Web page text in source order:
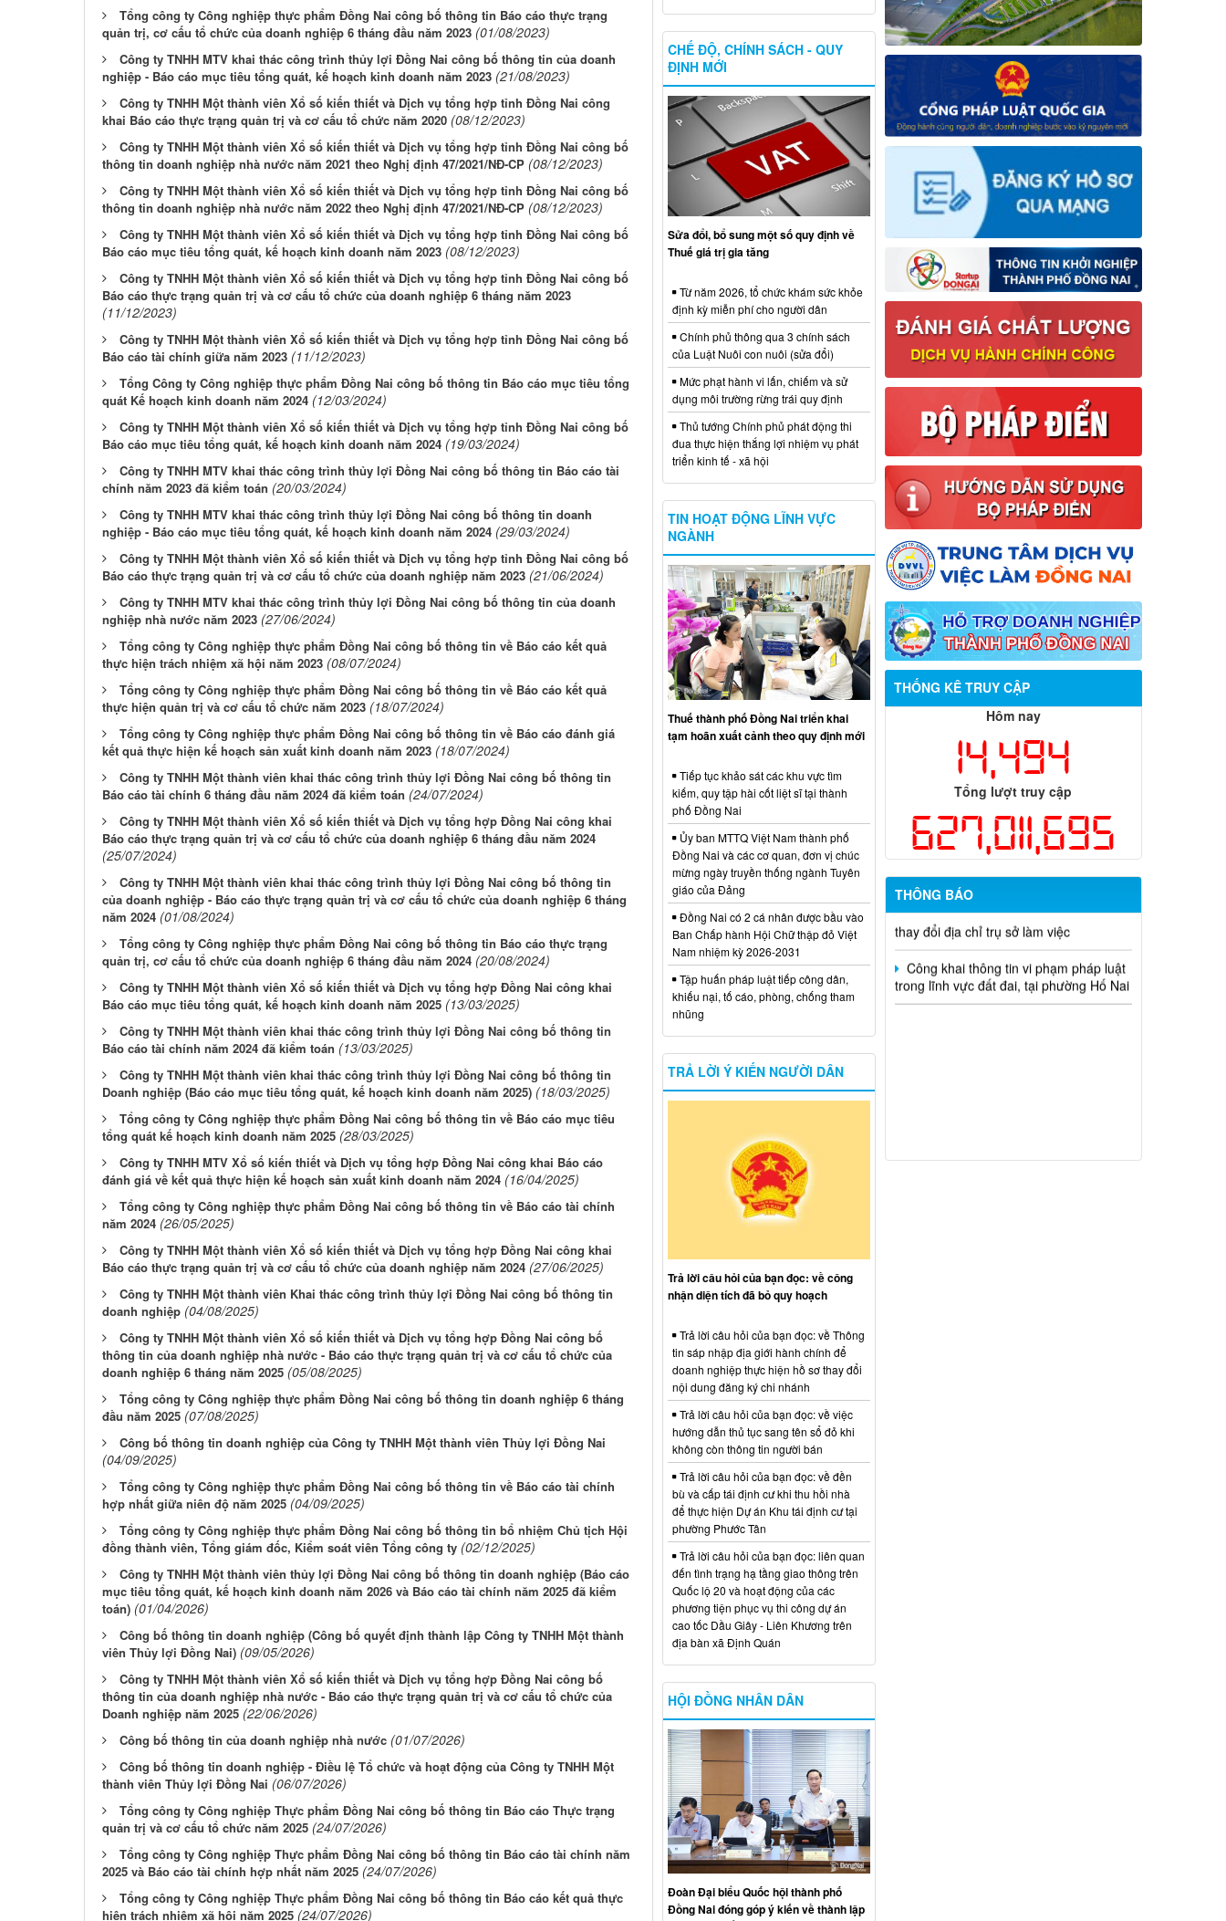
Tổng công ty Công nghiệp thực phẩm Đồng Nai công bố thông tin Báo cáo thực trạng
quản trị, cơ cấu tổ chức của doanh nghiệp 6 tháng đầu năm 2023 (01/08/2023)
Công ty TNHH MTV khai thác công trình thủy lợi Đồng Nai công bố thông tin của doanh
nghiệp - Báo cáo mục tiêu tổng quát, kế hoạch kinh doanh năm 2023 (21/08/2023)
Công ty TNHH Một thành viên Xổ số kiến thiết và Dịch vụ tổng hợp tỉnh Đồng Nai công
khai Báo cáo thực trạng quản trị và cơ cấu tổ chức năm 2020 (08/12/2023)
Công ty TNHH Một thành viên Xổ số kiến thiết và Dịch vụ tổng hợp tỉnh Đồng Nai công bố
thông tin doanh nghiệp nhà nước năm 2021 theo Nghị định 47/2021/NĐ-CP (08/12/2023)
Công ty TNHH Một thành viên Xổ số kiến thiết và Dịch vụ tổng hợp tỉnh Đồng Nai công bố
thông tin doanh nghiệp nhà nước năm 2022 theo Nghị định 47/2021/NĐ-CP (08/12/2023)
Công ty TNHH Một thành viên Xổ số kiến thiết và Dịch vụ tổng hợp tỉnh Đồng Nai công bố
Báo cáo mục tiêu tổng quát, kế hoạch kinh doanh năm 2023 (08/12/2023)
Công ty TNHH Một thành viên Xổ số kiến thiết và Dịch vụ tổng hợp tỉnh Đồng Nai công bố
Báo cáo thực trạng quản trị và cơ cấu tổ chức của doanh nghiệp 6 tháng năm 2023
(11/12/2023)
Công ty TNHH Một thành viên Xổ số kiến thiết và Dịch vụ tổng hợp tỉnh Đồng Nai công bố
Báo cáo tài chính giữa năm 2023 (11/12/2023)
Tổng Công ty Công nghiệp thực phẩm Đồng Nai công bố thông tin Báo cáo mục tiêu tổng
quát Kế hoạch kinh doanh năm 2024 (12/03/2024)
Công ty TNHH Một thành viên Xổ số kiến thiết và Dịch vụ tổng hợp tỉnh Đồng Nai công bố
Báo cáo mục tiêu tổng quát, kế hoạch kinh doanh năm 2024 (19/03/2024)
Công ty TNHH MTV khai thác công trình thủy lợi Đồng Nai công bố thông tin Báo cáo tài
chính năm 2023 đã kiểm toán (20/03/2024)
Công ty TNHH MTV khai thác công trình thủy lợi Đồng Nai công bố thông tin doanh
nghiệp - Báo cáo mục tiêu tổng quát, kế hoạch kinh doanh năm 2024 (29/03/2024)
Công ty TNHH Một thành viên Xổ số kiến thiết và Dịch vụ tổng hợp tỉnh Đồng Nai công bố
Báo cáo thực trạng quản trị và cơ cấu tổ chức của doanh nghiệp năm 2023 (21/06/2024)
Công ty TNHH MTV khai thác công trình thủy lợi Đồng Nai công bố thông tin của doanh
nghiệp nhà nước năm 2023 (27/06/2024)
Tổng công ty Công nghiệp thực phẩm Đồng Nai công bố thông tin về Báo cáo kết quả
thực hiện trách nhiệm xã hội năm 2023 (08/07/2024)
Tổng công ty Công nghiệp thực phẩm Đồng Nai công bố thông tin về Báo cáo kết quả
thực hiện quản trị và cơ cấu tổ chức năm 2023 (18/07/2024)
Tổng công ty Công nghiệp thực phẩm Đồng Nai công bố thông tin về Báo cáo đánh giá
kết quả thực hiện kế hoạch sản xuất kinh doanh năm 2023 (18/07/2024)
Công ty TNHH Một thành viên khai thác công trình thủy lợi Đồng Nai công bố thông tin
Báo cáo tài chính 6 tháng đầu năm 2024 đã kiểm toán (24/07/2024)
Công ty TNHH Một thành viên Xổ số kiến thiết và Dịch vụ tổng hợp Đồng Nai công khai
Báo cáo thực trạng quản trị và cơ cấu tổ chức của doanh nghiệp 6 tháng đầu năm 2024
(25/07/2024)
Công ty TNHH Một thành viên khai thác công trình thủy lợi Đồng Nai công bố thông tin
của doanh nghiệp - Báo cáo thực trạng quản trị và cơ cấu tổ chức của doanh nghiệp 6 tháng
năm 2024 (01/08/2024)
Tổng công ty Công nghiệp thực phẩm Đồng Nai công bố thông tin Báo cáo thực trạng
quản trị, cơ cấu tổ chức của doanh nghiệp 6 tháng đầu năm 2024 (20/08/2024)
Công ty TNHH Một thành viên Xổ số kiến thiết và Dịch vụ tổng hợp Đồng Nai công khai
Báo cáo mục tiêu tổng quát, kế hoạch kinh doanh năm 2025 (13/03/2025)
Công ty TNHH Một thành viên khai thác công trình thủy lợi Đồng Nai công bố thông tin
Báo cáo tài chính năm 2024 đã kiểm toán (13/03/2025)
Công ty TNHH Một thành viên khai thác công trình thủy lợi Đồng Nai công bố thông tin
Doanh nghiệp (Báo cáo mục tiêu tổng quát, kế hoạch kinh doanh năm 2025) (18/03/2025)
Tổng công ty Công nghiệp thực phẩm Đồng Nai công bố thông tin về Báo cáo mục tiêu
tổng quát kế hoạch kinh doanh năm 2025 (28/03/2025)
Công ty TNHH MTV Xổ số kiến thiết và Dịch vụ tổng hợp Đồng Nai công khai Báo cáo
đánh giá về kết quả thực hiện kế hoạch sản xuất kinh doanh năm 2024 (16/04/2025)
Tổng công ty Công nghiệp thực phẩm Đồng Nai công bố thông tin về Báo cáo tài chính
năm 2024 (26/05/2025)
Công ty TNHH Một thành viên Xổ số kiến thiết và Dịch vụ tổng hợp Đồng Nai công khai
Báo cáo thực trạng quản trị và cơ cấu tổ chức của doanh nghiệp năm 2024 (27/06/2025)
Công ty TNHH Một thành viên Khai thác công trình thủy lợi Đồng Nai công bố thông tin
doanh nghiệp (04/08/2025)
Công ty TNHH Một thành viên Xổ số kiến thiết và Dịch vụ tổng hợp Đồng Nai công bố
thông tin của doanh nghiệp nhà nước - Báo cáo thực trạng quản trị và cơ cấu tổ chức của
doanh nghiệp 6 tháng năm 2025 (05/08/2025)
Tổng công ty Công nghiệp thực phẩm Đồng Nai công bố thông tin doanh nghiệp 6 tháng
đầu năm 2025 (07/08/2025)
Công bố thông tin doanh nghiệp của Công ty TNHH Một thành viên Thủy lợi Đồng Nai
(04/09/2025)
Tổng công ty Công nghiệp thực phẩm Đồng Nai công bố thông tin về Báo cáo tài chính
hợp nhất giữa niên độ năm 2025 (04/09/2025)
Tổng công ty Công nghiệp thực phẩm Đồng Nai công bố thông tin bổ nhiệm Chủ tịch Hội
đồng thành viên, Tổng giám đốc, Kiểm soát viên Tổng công ty (02/12/2025)
Công ty TNHH Một thành viên thủy lợi Đồng Nai công bố thông tin doanh nghiệp (Báo cáo
mục tiêu tổng quát, kế hoạch kinh doanh năm 2026 và Báo cáo tài chính năm 2025 đã kiểm
toán) (01/04/2026)
Công bố thông tin doanh nghiệp (Công bố quyết định thành lập Công ty TNHH Một thành
viên Thủy lợi Đồng Nai) (09/05/2026)
Công ty TNHH Một thành viên Xổ số kiến thiết và Dịch vụ tổng hợp Đồng Nai công bố
thông tin của doanh nghiệp nhà nước - Báo cáo thực trạng quản trị và cơ cấu tổ chức của
Doanh nghiệp năm 2025 (22/06/2026)
Công bố thông tin của doanh nghiệp nhà nước (01/07/2026)
Công bố thông tin doanh nghiệp - Điều lệ Tổ chức và hoạt động của Công ty TNHH Một
thành viên Thủy lợi Đồng Nai (06/07/2026)
Tổng công ty Công nghiệp Thực phẩm Đồng Nai công bố thông tin Báo cáo Thực trạng
quản trị và cơ cấu tổ chức năm 2025 (24/07/2026)
Tổng công ty Công nghiệp Thực phẩm Đồng Nai công bố thông tin Báo cáo tài chính năm
2025 và Báo cáo tài chính hợp nhất năm 2025 (24/07/2026)
Tổng công ty Công nghiệp Thực phẩm Đồng Nai công bố thông tin Báo cáo kết quả thực
hiện trách nhiệm xã hội năm 2025 (24/07/2026)
THỐNG KÊ TRUY CẬP
Hôm nay
14,494
Tổng lượt truy cập
627,011,695
THÔNG BÁO
Thông báo về việc tuyển dụng viên
chức năm 2026
Thông báo tuyển chọn tổ chức và cá
nhân chủ trì thực hiện nhiệm vụ khoa
học và công nghệ cấp thành phố sử
dụng ngân sách nhà nước đặt hàng thực
hiện năm 2026 (đợt 1) lần 3
Kế hoạch Thông tin, tuyên truyền triển
khai Kế hoạch Khám sức khỏe định kỳ
năm một lần cho người dân trên địa bàn
thành phố Đồng Nai
Hỗ trợ đăng tải thông tin hợp nhất,
thay đổi địa chỉ trụ sở làm việc
Công khai thông tin vi phạm pháp luật
trong lĩnh vực đất đai, tại phường Hố Nai
CHẾ ĐỘ, CHÍNH SÁCH - QUY
ĐỊNH MỚI
Sửa đổi, bổ sung một số quy định về
Thuế giá trị gia tăng
Từ năm 2026, tổ chức khám sức khỏe
định kỳ miễn phí cho người dân
Chính phủ thông qua 3 chính sách
của Luật Nuôi con nuôi (sửa đổi)
Mức phạt hành vi lấn, chiếm và sử
dụng môi trường rừng trái quy định
Thủ tướng Chính phủ phát động thi
đua thực hiện thắng lợi nhiệm vụ phát
triển kinh tế - xã hội
TIN HOẠT ĐỘNG LĨNH VỰC
NGÀNH
Thuế thành phố Đồng Nai triển khai
tạm hoãn xuất cảnh theo quy định mới
Tiếp tục khảo sát các khu vực tìm
kiếm, quy tập hài cốt liệt sĩ tại thành
phố Đồng Nai
Ủy ban MTTQ Việt Nam thành phố
Đồng Nai và các cơ quan, đơn vị chúc
mừng ngày truyền thống ngành Tuyên
giáo của Đảng
Đồng Nai có 2 cá nhân được bầu vào
Ban Chấp hành Hội Chữ thập đỏ Việt
Nam nhiệm kỳ 2026-2031
Tập huấn pháp luật tiếp công dân,
khiếu nại, tố cáo, phòng, chống tham
nhũng
TRẢ LỜI Ý KIẾN NGƯỜI DÂN
Trả lời câu hỏi của bạn đọc: về công
nhận diện tích đã bỏ quy hoạch
Trả lời câu hỏi của bạn đọc: về Thông
tin sáp nhập địa giới hành chính để
doanh nghiệp thực hiện hồ sơ thay đổi
nội dung đăng ký chi nhánh
Trả lời câu hỏi của bạn đọc: về việc
hướng dẫn thủ tục sang tên sổ đỏ khi
không còn thông tin người bán
Trả lời câu hỏi của bạn đọc: về đền
bù và cấp tái định cư khi thu hồi nhà
để thực hiện Dự án Khu tái định cư tại
phường Phước Tân
Trả lời câu hỏi của bạn đọc: liên quan
đến tình trạng hạ tầng giao thông trên
Quốc lộ 20 và hoạt động của các
phương tiện phục vụ thi công dự án
cao tốc Dầu Giây - Liên Khương trên
địa bàn xã Định Quán
HỘI ĐỒNG NHÂN DÂN
Đoàn Đại biểu Quốc hội thành phố
Đồng Nai đóng góp ý kiến về thành lập